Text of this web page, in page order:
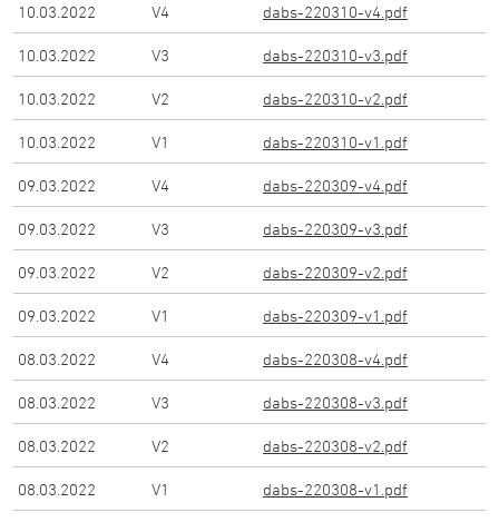
10.03.2022 V4 dabs-220310-v4.pdf
10.03.2022 V3 dabs-220310-v3.pdf
10.03.2022 V2 dabs-220310-v2.pdf
10.03.2022 V1 dabs-220310-v1.pdf
09.03.2022 V4 dabs-220309-v4.pdf
09.03.2022 V3 dabs-220309-v3.pdf
09.03.2022 V2 dabs-220309-v2.pdf
09.03.2022 V1 dabs-220309-v1.pdf
08.03.2022 V4 dabs-220308-v4.pdf
08.03.2022 V3 dabs-220308-v3.pdf
08.03.2022 V2 dabs-220308-v2.pdf
08.03.2022 V1 dabs-220308-v1.pdf